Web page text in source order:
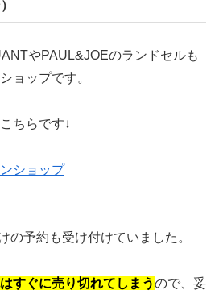
やPAUL&JOEのランドセルも
ョップです。
ちらです↓
ショップ
の予約も受け付けていました。
すぐに売り切れてしまうので、妥